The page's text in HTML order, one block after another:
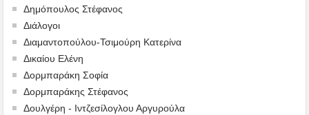
Δημόπουλος Στέφανος
Διάλογοι
Διαμαντοπούλου-Τσιμούρη Κατερίνα
Δικαίου Ελένη
Δορμπαράκη Σοφία
Δορμπαράκης Στέφανος
Δουλγέρη - Ιντζεσίλογλου Αργυρούλα